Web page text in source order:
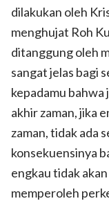
dilakukan oleh
menghujat Roh
ditanggung oleh
sangat jelas bagi
kepadamu
akhir zaman, jika
zaman, tidak ada
konsekuensinya
engkau tidak
memperoleh